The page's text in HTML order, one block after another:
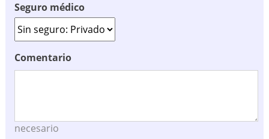
Seguro médico
Comentario
necesario